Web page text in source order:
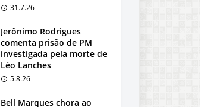
31.7.26
Jerônimo Rodrigues
comenta prisão de PM
investigada pela morte de
Léo Lanches
5.8.26
Bell Marques chora ao